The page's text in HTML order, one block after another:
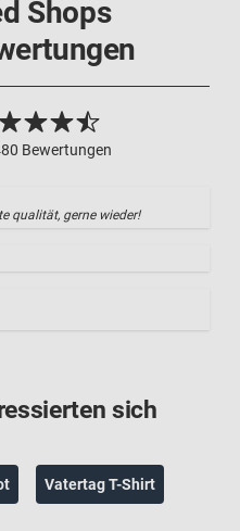
Shops
Bewertungen
qualität, gerne wieder!
sich
Vatertag T-Shirt